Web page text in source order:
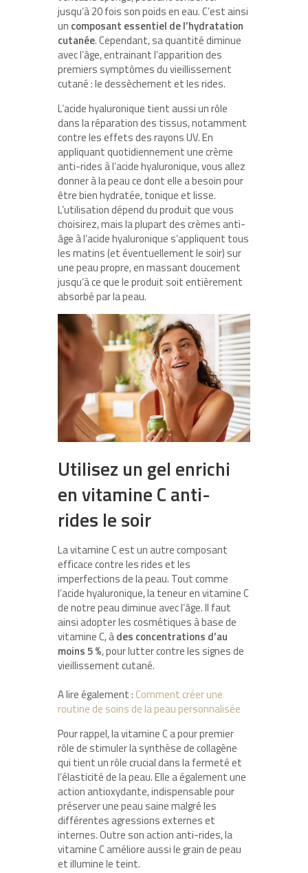
jusqu’à 20 fois son poids en eau. C’est ainsi
un composant essentiel de l’hydratation
cutanée. Cependant, sa quantité diminue
avec l’âge, entrainant l’apparition des
premiers symptômes du vieillissement
cutané : le dessèchement et les rides.
L’acide hyaluronique tient aussi un rôle
dans la réparation des tissus, notamment
contre les effets des rayons UV. En
appliquant quotidiennement une crème
anti-rides à l’acide hyaluronique, vous allez
donner à la peau ce dont elle a besoin pour
être bien hydratée, tonique et lisse.
L’utilisation dépend du produit que vous
choisirez, mais la plupart des crèmes anti-
âge à l’acide hyaluronique s’appliquent tous
les matins (et éventuellement le soir) sur
une peau propre, en massant doucement
jusqu’à ce que le produit soit entièrement
absorbé par la peau.
Utilisez un gel enrichi
en vitamine C anti-
rides le soir
La vitamine C est un autre composant
efficace contre les rides et les
imperfections de la peau. Tout comme
l’acide hyaluronique, la teneur en vitamine C
de notre peau diminue avec l’âge. Il faut
ainsi adopter les cosmétiques à base de
vitamine C, àdes concentrations d’au
moins 5 %, pour lutter contre les signes de
vieillissement cutané.
A lire également : Comment créer une
routine de soins de la peau personnalisée
Pour rappel, la vitamine C a pour premier
rôle de stimuler la synthèse de collagène
qui tient un rôle crucial dans la fermeté et
l’élasticité de la peau. Elle a également une
action antioxydante, indispensable pour
préserver une peau saine malgré les
différentes agressions externes et
internes. Outre son action anti-rides, la
vitamine C améliore aussi le grain de peau
et illumine le teint.